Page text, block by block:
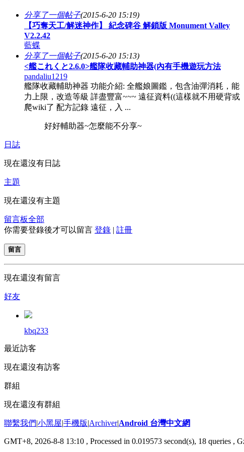
分享了一個帖子(2015-6-20 15:19)
【巧奪天工/解迷神作】 紀念碑谷 解鎖版 Monument Valley
V2.2.42
藍蝶
分享了一個帖子(2015-6-20 15:13)
<艦これくと2.6.0>艦隊收藏輔助神器(內有手機遊玩方法
pandaliu1219
艦隊收藏輔助神器 功能介紹: 全艦娘圖鑑，包含油彈消耗，能
力上限，改造等級 詳盡豐富~~~ 遠征資料((這樣就不用硬背或
爬wiki了 配方記錄 遠征，入 ...
好好輔助器~怎麼能不分享~
日誌
現在還沒有日誌
主題
現在還沒有主題
留言板全部
你需要登錄後才可以留言 登錄 | 註冊
留言
現在還沒有留言
好友
kbq233
最近訪客
現在還沒有訪客
群組
現在還沒有群組
聯繫我們|小黑屋|手機版|Archiver|Android 台灣中文網
GMT+8, 2026-8-8 13:10 , Processed in 0.019573 second(s), 18 queries ,